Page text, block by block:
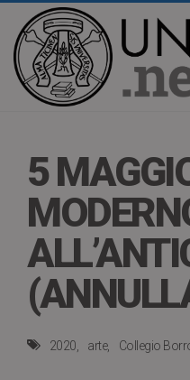
5
2020 arte Collegio